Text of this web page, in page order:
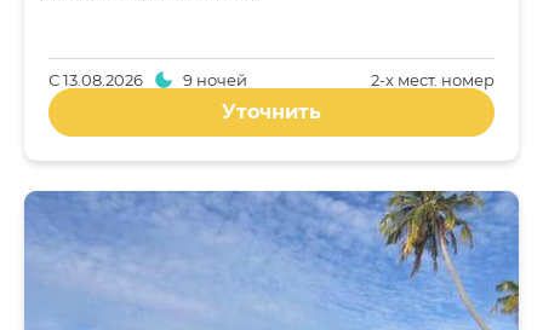
2-x мест. номер
С13.08.2026 9 ночей
Уточнить